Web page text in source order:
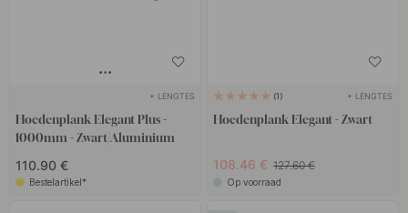
+ LENGTES
Hoedenplank Elegant Plus -
1000mm - Zwart/Aluminium
110.90 €
Bestelartikel*
1 + LENGTES
Hoedenplank Elegant - Zwart
108.46 € 127.60 €
Op voorraad